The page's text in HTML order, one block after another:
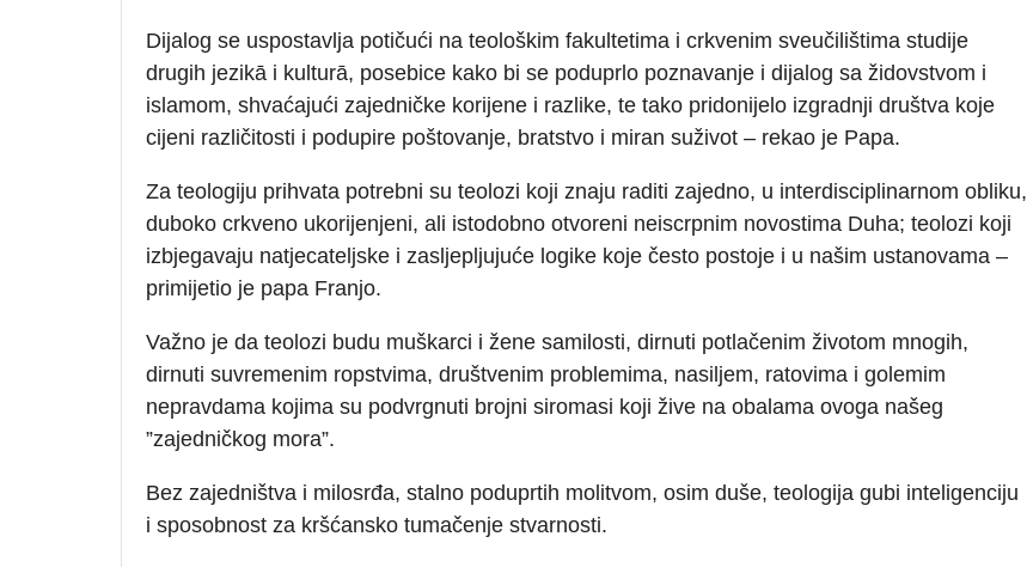
Dijalog se uspostavlja potičući na teološkim fakultetima i crkvenim sveučilištima studije
drugih jezikā i kulturā, posebice kako bi se poduprlo poznavanje i dijalog sa židovstvom i
islamom, shvaćajući zajedničke korijene i razlike, te tako pridonijelo izgradnji društva koje
cijeni različitosti i podupire poštovanje, bratstvo i miran suživot – rekao je Papa.
Za teologiju prihvata potrebni su teolozi koji znaju raditi zajedno, u interdisciplinarnom obliku,
duboko crkveno ukorijenjeni, ali istodobno otvoreni neiscrpnim novostima Duha; teolozi koji
izbjegavaju natjecateljske i zasljepljujuće logike koje često postoje i u našim ustanovama –
primijetio je papa Franjo.
Važno je da teolozi budu muškarci i žene samilosti, dirnuti potlačenim životom mnogih,
dirnuti suvremenim ropstvima, društvenim problemima, nasiljem, ratovima i golemim
nepravdama kojima su podvrgnuti brojni siromasi koji žive na obalama ovoga našeg
”zajedničkog mora”.
Bez zajedništva i milosrđa, stalno poduprtih molitvom, osim duše, teologija gubi inteligenciju
i sposobnost za kršćansko tumačenje stvarnosti.